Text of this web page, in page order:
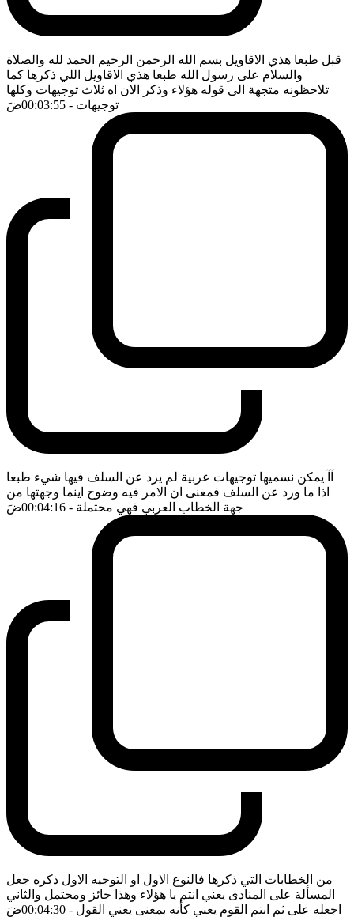
قبل طبعا هذي الاقاويل بسم الله الرحمن الرحيم الحمد لله والصلاة
والسلام على رسول الله طبعا هذي الاقاويل اللي ذكرها كما
تلاحظونه متجهة الى قوله هؤلاء وذكر الان اه ثلاث توجيهات وكلها
توجيهات - 00:03:55 ضَ
آآ يمكن نسميها توجيهات عربية لم يرد عن السلف فيها شيء طبعا
اذا ما ورد عن السلف فمعنى ان الامر فيه وضوح اينما وجهتها من
جهة الخطاب العربي فهي محتملة - 00:04:16 ضَ
من الخطابات التي ذكرها فالنوع الاول او التوجيه الاول ذكره جعل
المسألة على المنادى يعني انتم يا هؤلاء وهذا جائز ومحتمل والثاني
اجعله على ثم انتم القوم يعني كأنه بمعنى يعني القول - 00:04:30 ضَ